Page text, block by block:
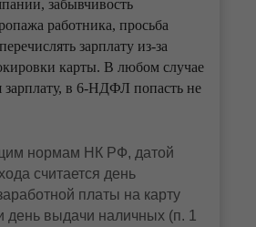
забывчивость
работника, просьба
зарплату из-за
карты. В любом случае
зарплату, в 6-НДФЛ попасть не
нормам НК РФ, датой
считается день
платы на карту
день выдачи наличных (п. 1